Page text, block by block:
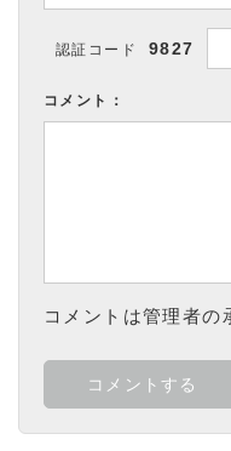
認証コード 9827
コメント：
コメントは管理者の